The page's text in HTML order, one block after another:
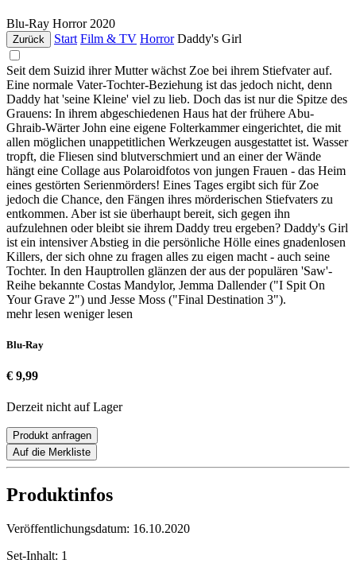
Blu-Ray Horror 2020
Zurück Start Film & TV Horror Daddy's Girl
Seit dem Suizid ihrer Mutter wächst Zoe bei ihrem Stiefvater auf.
Eine normale Vater-Tochter-Beziehung ist das jedoch nicht, denn
Daddy hat 'seine Kleine' viel zu lieb. Doch das ist nur die Spitze des
Grauens: In ihrem abgeschiedenen Haus hat der frühere Abu-
Ghraib-Wärter John eine eigene Folterkammer eingerichtet, die mit
allen möglichen unappetitlichen Werkzeugen ausgestattet ist. Wasser
tropft, die Fliesen sind blutverschmiert und an einer der Wände
hängt eine Collage aus Polaroidfotos von jungen Frauen - das Heim
eines gestörten Serienmörders! Eines Tages ergibt sich für Zoe
jedoch die Chance, den Fängen ihres mörderischen Stiefvaters zu
entkommen. Aber ist sie überhaupt bereit, sich gegen ihn
aufzulehnen oder bleibt sie ihrem Daddy treu ergeben? Daddy's Girl
ist ein intensiver Abstieg in die persönliche Hölle eines gnadenlosen
Killers, der sich ohne zu fragen alles zu eigen macht - auch seine
Tochter. In den Hauptrollen glänzen der aus der populären 'Saw'-
Reihe bekannte Costas Mandylor, Jemma Dallender ("I Spit On
Your Grave 2") und Jesse Moss ("Final Destination 3").
mehr lesen weniger lesen
Blu-Ray
€ 9,99
Derzeit nicht auf Lager
Produkt anfragen
Auf die Merkliste
Produktinfos
Veröffentlichungsdatum: 16.10.2020
Set-Inhalt: 1